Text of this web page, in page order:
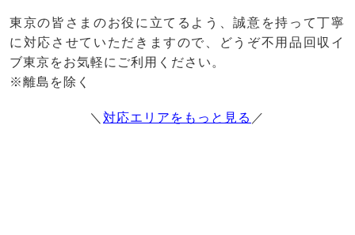
東京の皆さまのお役に立てるよう、誠意を持って丁寧
に対応させていただきますので、どうぞ不用品回収イ
ブ東京をお気軽にご利用ください。
※離島を除く
＼ 対応エリアをもっと見る ／